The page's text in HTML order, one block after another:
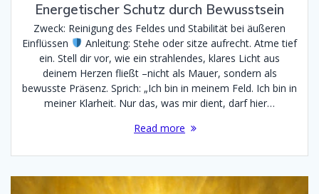
Energetischer Schutz durch Bewusstsein
Zweck: Reinigung des Feldes und Stabilität bei äußeren
Einflüssen
Anleitung: Stehe oder sitze aufrecht. Atme tief
ein. Stell dir vor, wie ein strahlendes, klares Licht aus
deinem Herzen fließt –nicht als Mauer, sondern als
bewusste Präsenz. Sprich: „Ich bin in meinem Feld. Ich bin in
meiner Klarheit. Nur das, was mir dient, darf hier…
Read more